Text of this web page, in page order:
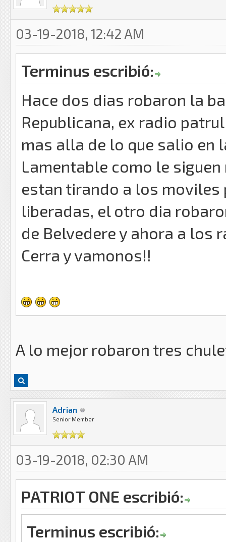
03-19-2018, 12:42 AM
Terminus escribió:
Hace dos dias robaron la
Republicana, ex radio
mas alla de lo que salio en
Lamentable como le
estan tirando a los
liberadas, el otro dia
de Belvedere y ahora a los
Cerra y vamonos!!
A lo mejor robaron tres
Adrian
Senior Member
03-19-2018, 02:30 AM
PATRIOT ONE escribió:
Terminus escribió: